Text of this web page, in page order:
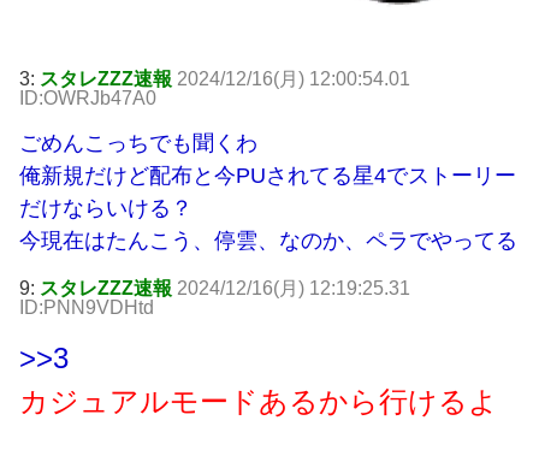
3: スタレZZZ速報 2024/12/16(月) 12:00:54.01
ID:OWRJb47A0
ごめんこっちでも聞くわ
俺新規だけど配布と今PUされてる星4でストーリー
だけならいける？
今現在はたんこう、停雲、なのか、ペラでやってる
9: スタレZZZ速報 2024/12/16(月) 12:19:25.31
ID:PNN9VDHtd
>>3
カジュアルモードあるから行けるよ